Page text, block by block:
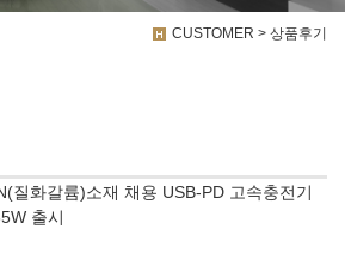
CUSTOMER > 상품후기
질화갈륨)소재 채용 USB-PD 고속충전기
출시